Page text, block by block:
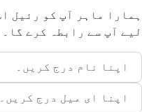
ہمارا ماہر آپ کو رئیل
لیے آپ سے رابطہ کرے گا۔